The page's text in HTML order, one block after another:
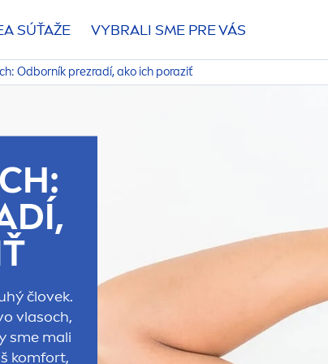
SÚŤAŽE VYBRALI SME PRE VÁS
Odborník prezradí, ako ich poraziť
človek.
vlasoch,
sme mali
komfort,